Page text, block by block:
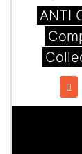
ANTI